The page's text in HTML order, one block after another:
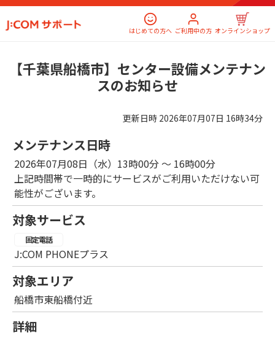
はじめての方へ ご利用中の方 オンラインショップ
【千葉県船橋市】センター設備メンテナン
スのお知らせ
更新日時 2026年07月07日 16時34分
メンテナンス日時
2026年07月08日（水）13時00分 ～ 16時00分
上記時間帯で一時的にサービスがご利用いただけない可
能性がございます。
対象サービス
固定電話
J:COM PHONEプラス
対象エリア
船橋市東船橋付近
詳細